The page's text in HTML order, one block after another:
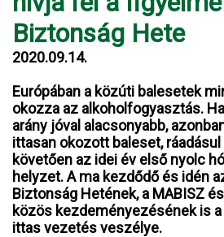
Biztonság Hete
2020.09.14.
Európában a közúti balesetek
okozza az alkoholfogyasztás.
arány jóval alacsonyabb,
ittasan okozott baleset,
követően az idei év első nyolc
helyzet. A ma kezdődő és idén
Biztonság Hetének, a MABISZ és
közös kezdeményezésének is
ittas vezetés veszélye.